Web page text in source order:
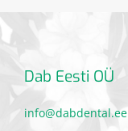
Dab Eesti OÜ
info@dabdental.ee